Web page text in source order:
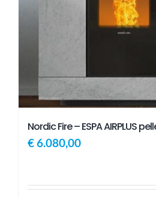
Nordic Fire – ESPA AIRPLUS
€6.080,00